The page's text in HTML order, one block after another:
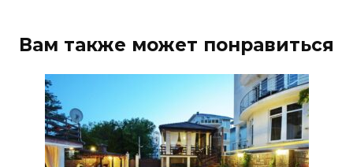
Вам также может понравиться